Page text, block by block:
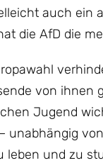
auch ein
die AfD die
von
Jugend
unabhängig
und zu